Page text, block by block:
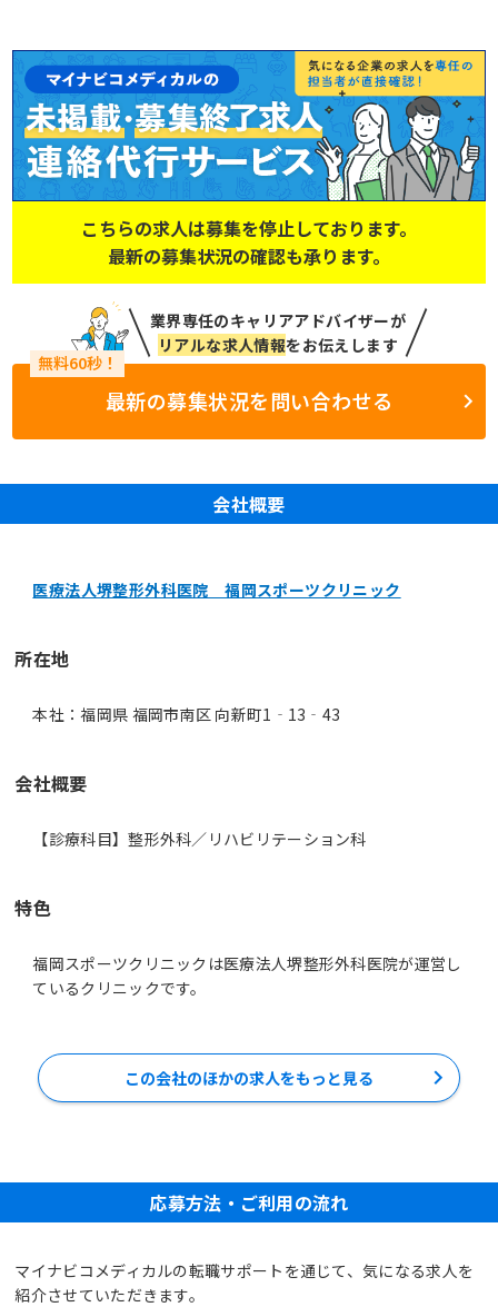
こちらの求人は募集を停止しております。
最新の募集状況の確認も承ります。
業界専任のキャリアアドバイザーが
リアルな求人情報をお伝えします
最新の募集状況を問い合わせる
会社概要
医療法人堺整形外科医院 福岡スポーツクリニック
所在地
本社：福岡県 福岡市南区 向新町1‐13‐43
会社概要
【診療科目】整形外科／リハビリテーション科
特色
福岡スポーツクリニックは医療法人堺整形外科医院が運営し
ているクリニックです。
この会社のほかの求人をもっと見る
応募方法・ご利用の流れ
マイナビコメディカルの転職サポートを通じて、気になる求人を
紹介させていただきます。